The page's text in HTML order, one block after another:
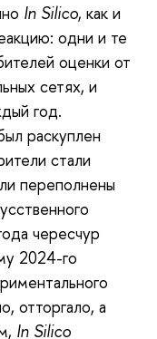
In Silico, как и
одни и те
оценки от
сетях, и
год.
раскуплен
стали
переполнены
чересчур
2024-го
отторгало, а
In Silico